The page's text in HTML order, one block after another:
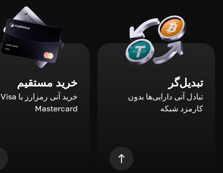
تبدیل‌گر
تبادل آنی دارایی‌ها بدون
کارمزد شبکه
خرید مستقیم
Mastercard